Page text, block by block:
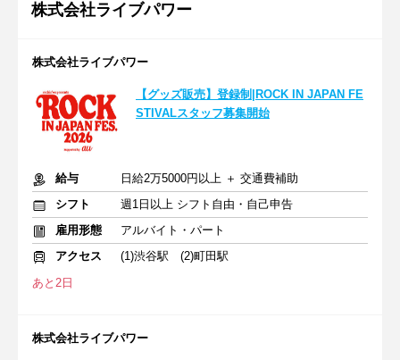
株式会社ライブパワー
株式会社ライブパワー
【グッズ販売】登録制|ROCK IN JAPAN FE
STIVALスタッフ募集開始
給与
日給2万5000円以上 ＋ 交通費補助
シフト
週1日以上 シフト自由・自己申告
雇用形態
アルバイト・パート
アクセス
(1)渋谷駅 (2)町田駅
あと2日
株式会社ライブパワー